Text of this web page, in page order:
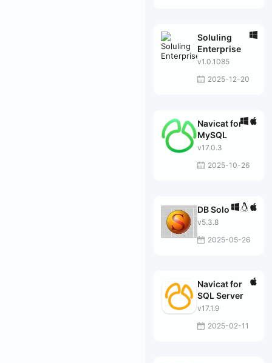
Soluling
Enterprise
v1.0.1085
2025-12-20
Navicat for
MySQL
v17.0.3
2025-10-26
DB Solo
v5.3.8
2025-05-26
Navicat for
SQL Server
v17.1.9
2025-02-11